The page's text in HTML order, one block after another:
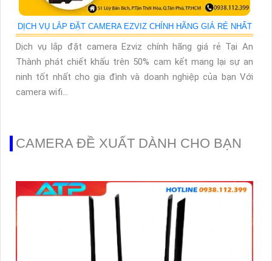
DỊCH VỤ LẮP ĐẶT CAMERA EZVIZ CHÍNH HÃNG GIÁ RẺ NHẤT
Dịch vụ lắp đặt camera Ezviz chính hãng giá rẻ Tại An
Thành phát chiết khấu trên 50% cam kết mang lại sự an
ninh tốt nhất cho gia đình và doanh nghiệp của bạn Với
camera wifi...
CAMERA ĐỀ XUẤT DÀNH CHO BẠN